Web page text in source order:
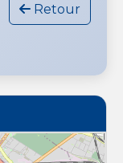
Retour